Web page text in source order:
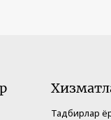
Тадбирлар